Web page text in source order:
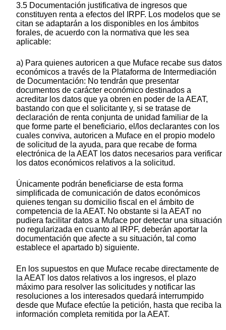
3.5 Documentación justificativa de ingresos que
constituyen renta a efectos del IRPF. Los modelos que se
citan se adaptarán a los disponibles en los ámbitos
forales, de acuerdo con la normativa que les sea
aplicable:
a) Para quienes autoricen a que Muface recabe sus datos
económicos a través de la Plataforma de Intermediación
de Documentación: No tendrán que presentar
documentos de carácter económico destinados a
acreditar los datos que ya obren en poder de la AEAT,
bastando con que el solicitante y, si se tratase de
declaración de renta conjunta de unidad familiar de la
que forme parte el beneficiario, el/los declarantes con los
cuales conviva, autoricen a Muface en el propio modelo
de solicitud de la ayuda, para que recabe de forma
electrónica de la AEAT los datos necesarios para verificar
los datos económicos relativos a la solicitud.
Únicamente podrán beneficiarse de esta forma
simplificada de comunicación de datos económicos
quienes tengan su domicilio fiscal en el ámbito de
competencia de la AEAT. No obstante si la AEAT no
pudiera facilitar datos a Muface por detectar una situación
no regularizada en cuanto al IRPF, deberán aportar la
documentación que afecte a su situación, tal como
establece el apartado b) siguiente.
En los supuestos en que Muface recabe directamente de
la AEAT los datos relativos a los ingresos, el plazo
máximo para resolver las solicitudes y notificar las
resoluciones a los interesados quedará interrumpido
desde que Muface efectúe la petición, hasta que reciba la
información completa remitida por la AEAT.